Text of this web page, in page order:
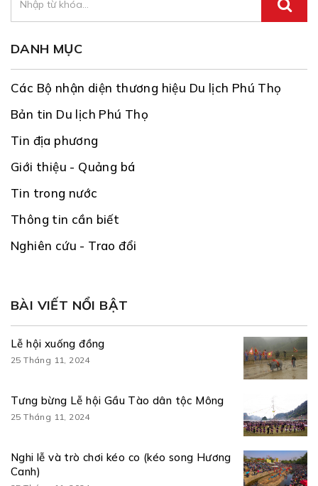
DANH MỤC
Các Bộ nhận diện thương hiệu Du lịch Phú Thọ
Bản tin Du lịch Phú Thọ
Tin địa phương
Giới thiệu - Quảng bá
Tin trong nước
Thông tin cần biết
Nghiên cứu - Trao đổi
BÀI VIẾT NỔI BẬT
Lễ hội xuống đồng
25 Tháng 11, 2024
Tưng bừng Lễ hội Gầu Tào dân tộc Mông
25 Tháng 11, 2024
Nghi lễ và trò chơi kéo co (kéo song Hương
Canh)